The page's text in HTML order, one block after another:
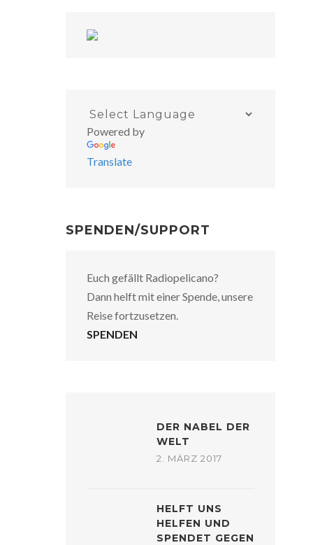
Powered by
Translate
SPENDEN/SUPPORT
Euch gefällt Radiopelicano?
Dann helft mit einer Spende, unsere
Reise fortzusetzen.
SPENDEN
DER NABEL DER
WELT
2. MÄRZ 2017
HELFT UNS
HELFEN UND
SPENDET GEGEN